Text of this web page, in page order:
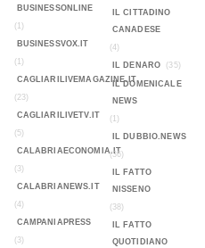
BUSINESSONLINE
(1)
BUSINESSVOX.IT
(1)
CAGLIARILIVEMAGAZINE.IT
(23)
CAGLIARILIVETV.IT
(5)
CALABRIAECONOMIA.IT
(3)
CALABRIANEWS.IT
(4)
CAMPANIAPRESS
(3)
IL CITTADINO
CANADESE
(4)
IL DENARO
(35)
IL DOMENICALE
NEWS
(1)
IL DUBBIO.NEWS
(36)
IL FATTO
NISSENO
(38)
IL FATTO
QUOTIDIANO